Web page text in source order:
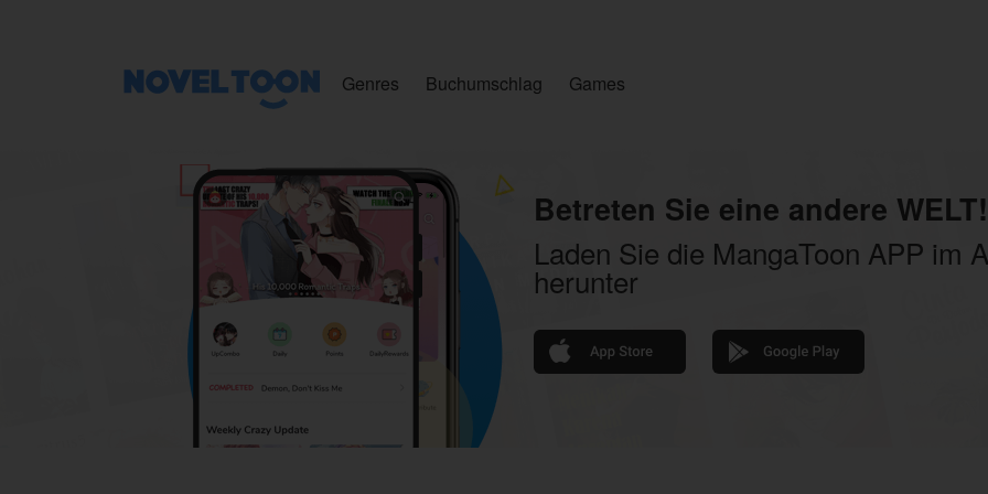
Genres Buchumschlag Games
Betreten Sie eine andere WELT!
Laden Sie die MangaToon APP im
herunter